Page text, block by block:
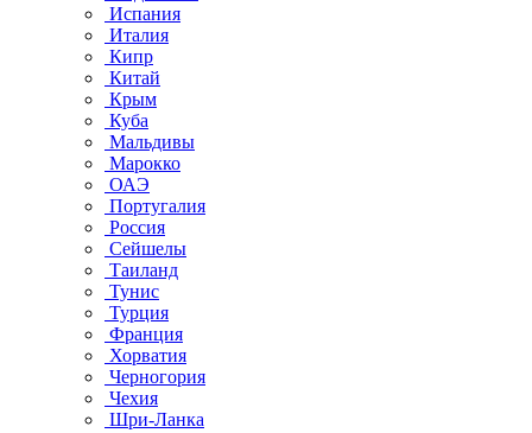
Испания
Италия
Кипр
Китай
Крым
Куба
Мальдивы
Марокко
ОАЭ
Португалия
Россия
Сейшелы
Таиланд
Тунис
Турция
Франция
Хорватия
Черногория
Чехия
Шри-Ланка